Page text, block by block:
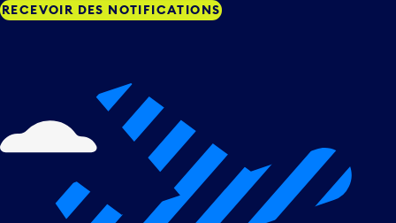
RECEVOIR DES NOTIFICATIONS